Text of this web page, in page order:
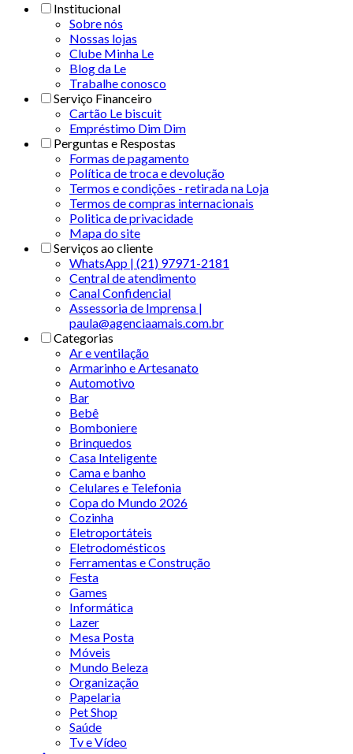
Institucional
Sobre nós
Nossas lojas
Clube Minha Le
Blog da Le
Trabalhe conosco
Serviço Financeiro
Cartão Le biscuit
Empréstimo Dim Dim
Perguntas e Respostas
Formas de pagamento
Política de troca e devolução
Termos e condições - retirada na Loja
Termos de compras internacionais
Politica de privacidade
Mapa do site
Serviços ao cliente
WhatsApp | (21) 97971-2181
Central de atendimento
Canal Confidencial
Assessoria de Imprensa |
paula@agenciaamais.com.br
Categorias
Ar e ventilação
Armarinho e Artesanato
Automotivo
Bar
Bebê
Bomboniere
Brinquedos
Casa Inteligente
Cama e banho
Celulares e Telefonia
Copa do Mundo 2026
Cozinha
Eletroportáteis
Eletrodomésticos
Ferramentas e Construção
Festa
Games
Informática
Lazer
Mesa Posta
Móveis
Mundo Beleza
Organização
Papelaria
Pet Shop
Saúde
Tv e Vídeo